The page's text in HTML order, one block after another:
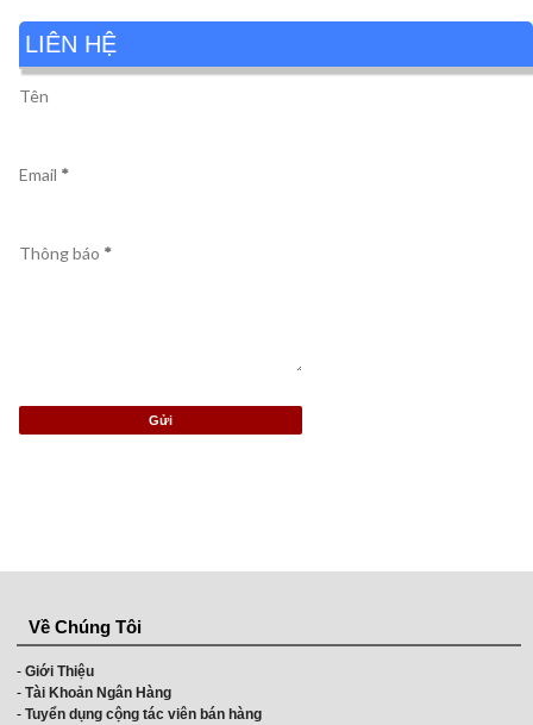
LIÊN HỆ
Tên
Email *
Thông báo *
Về Chúng Tôi
- Giới Thiệu
- Tài Khoản Ngân Hàng
- Tuyển dụng cộng tác viên bán hàng